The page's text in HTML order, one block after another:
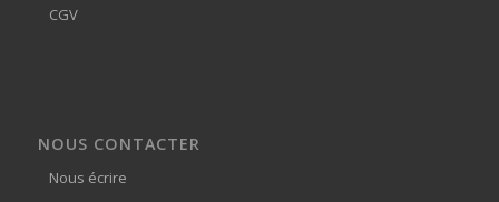
CGV
NOUS CONTACTER
Nous écrire